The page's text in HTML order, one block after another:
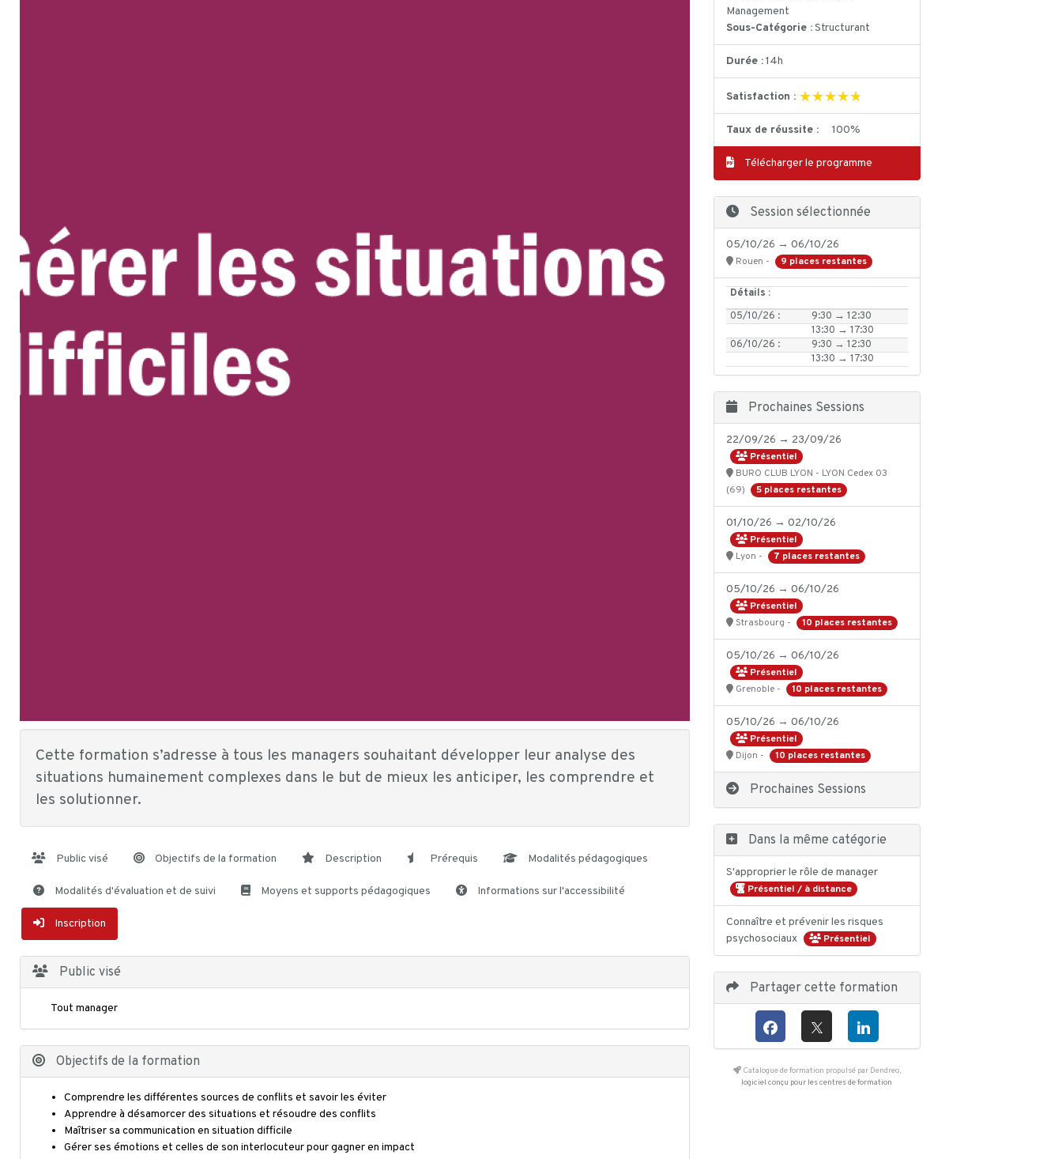
Cette formation s’adresse à tous les managers souhaitant développer leur analyse des
situations humainement complexes dans le but de mieux les anticiper, les comprendre et
les solutionner.
Public visé Objectifs de la formation Description Prérequis Modalités pédagogiques
Modalités d'évaluation et de suivi Moyens et supports pédagogiques Informations sur l'accessibilité
Inscription
Public visé
Tout manager
Objectifs de la formation
Comprendre les différentes sources de conflits et savoir les éviter
Apprendre à désamorcer des situations et résoudre des conflits
Maîtriser sa communication en situation difficile
Gérer ses émotions et celles de son interlocuteur pour gagner en impact
Management
Sous-Catégorie : Structurant
Durée :14h
Satisfaction : ★★★★★
★★★★★
Taux de réussite : 100%
Télécharger le programme
Session sélectionnée
05/10/26 → 06/10/26
Rouen - 9 places restantes
Détails :
05/10/26 :
9:30 → 12:30
13:30 → 17:30
06/10/26 :
9:30 → 12:30
13:30 → 17:30
Prochaines Sessions
22/09/26 → 23/09/26
Présentiel
BURO CLUB LYON - LYON Cedex 03
(69)
5 places restantes
01/10/26 → 02/10/26
Présentiel
Lyon -
7 places restantes
05/10/26 → 06/10/26
Présentiel
Strasbourg -
10 places restantes
05/10/26 → 06/10/26
Présentiel
Grenoble -
10 places restantes
05/10/26 → 06/10/26
Présentiel
Dijon -
10 places restantes
Prochaines Sessions
Dans la même catégorie
S'approprier le rôle de manager
Présentiel / à distance
Connaître et prévenir les risques
psychosociaux
Présentiel
Partager cette formation
Catalogue de formation propulsé par Dendreo,
logiciel conçu pour les centres de formation